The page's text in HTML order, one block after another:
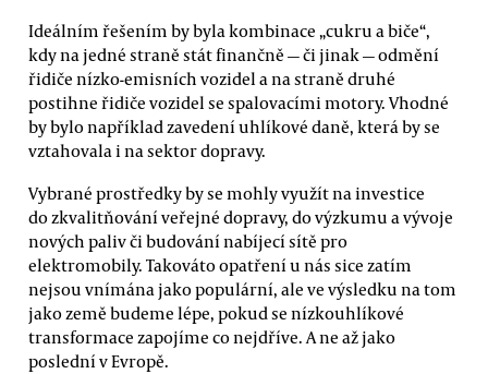
Ideálním řešením by byla kombinace „cukru a biče“,
kdy na jedné straně stát finančně — či jinak — odmění
řidiče nízko-emisních vozidel a na straně druhé
postihne řidiče vozidel se spalovacími motory. Vhodné
by bylo například zavedení uhlíkové daně, která by se
vztahovala i na sektor dopravy.
Vybrané prostředky by se mohly využít na investice
do zkvalitňování veřejné dopravy, do výzkumu a vývoje
nových paliv či budování nabíjecí sítě pro
elektromobily. Takováto opatření u nás sice zatím
nejsou vnímána jako populární, ale ve výsledku na tom
jako země budeme lépe, pokud se nízkouhlíkové
transformace zapojíme co nejdříve. A ne až jako
poslední v Evropě.